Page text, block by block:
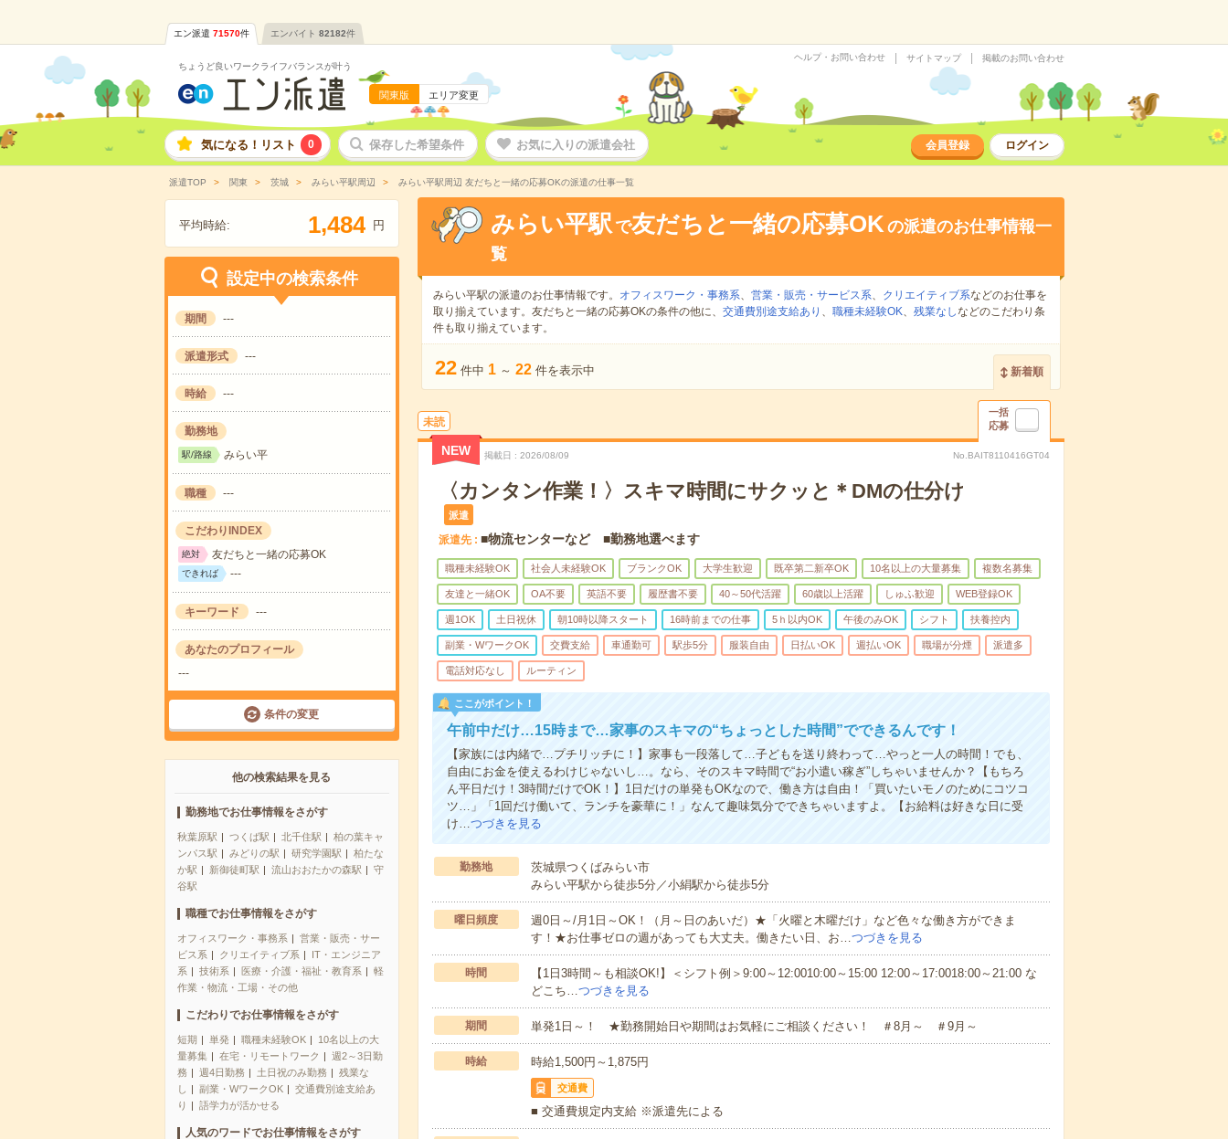
エン派遣 71570件 エンバイト 82182件
ちょうど良いワークライフバランスが叶う
関東版 エリア変更
ヘルプ・お問い合わせ サイトマップ 掲載のお問い合わせ
気になる！リスト 0 保存した希望条件 お気に入りの派遣会社 会員登録 ログイン
派遣TOP 関東 茨城 みらい平駅周辺 みらい平駅周辺 友だちと一緒の応募OKの派遣の仕事一覧
平均時給: 1,484 円
設定中の検索条件
期間 ---
派遣形式 ---
時給 ---
勤務地
駅/路線 みらい平
職種 ---
こだわりINDEX
絶対 友だちと一緒の応募OK
できれば ---
キーワード ---
あなたのプロフィール
---
条件の変更
他の検索結果を見る
勤務地でお仕事情報をさがす
秋葉原駅 つくば駅 北千住駅
柏の葉キャ
ンパス駅
みどりの駅 研究学園駅
柏たな
か駅
新御徒町駅 流山おおたかの森駅
守
谷駅
職種でお仕事情報をさがす
オフィスワーク・事務系
営業・販売・サー
ビス系
クリエイティブ系
IT・エンジニア
系
技術系 医療・介護・福祉・教育系
軽
作業・物流・工場・その他
こだわりでお仕事情報をさがす
短期 単発 職種未経験OK
10名以上の大
量募集
在宅・リモートワーク
週2～3日勤
務
週4日勤務 土日祝のみ勤務
残業な
し
副業・WワークOK
交通費別途支給あ
り
語学力が活かせる
人気のワードでお仕事情報をさがす
みらい平駅 で友だちと一緒の応募OKの派遣のお仕事情報一
覧
みらい平駅の派遣のお仕事情報です。 オフィスワーク・事務系、 営業・販売・サービス系、 クリエイティブ系などのお仕事を
取り揃えています。友だちと一緒の応募OKの条件の他に、 交通費別途支給あり 、 職種未経験OK、 残業なしなどのこだわり条
件も取り揃えています。
22 件中 1 ～ 22 件を表示中 新着順
未読
一括
応募
NEW 掲載日 2026/08/09 No.BAIT8110416GT04
〈カンタン作業！〉スキマ時間にサクッと＊DMの仕分け
派遣
派遣先 ■物流センターなど ■勤務地選べます
職種未経験OK 社会人未経験OK ブランクOK 大学生歓迎 既卒第二新卒OK 10名以上の大量募集 複数名募集
友達と一緒OK OA不要 英語不要 履歴書不要 40～50代活躍 60歳以上活躍 しゅふ歓迎 WEB登録OK
週1OK 土日祝休 朝10時以降スタート 16時前までの仕事 5ｈ以内OK 午後のみOK シフト 扶養控内
副業・WワークOK 交費支給 車通勤可 駅歩5分 服装自由 日払いOK 週払いOK 職場が分煙 派遣多
電話対応なし ルーティン
ここがポイント！
午前中だけ…15時まで…家事のスキマの“ちょっとした時間”でできるんです！
【家族には内緒で…プチリッチに！】家事も一段落して…子どもを送り終わって…やっと一人の時間！でも、
自由にお金を使えるわけじゃないし…。なら、そのスキマ時間で“お小遣い稼ぎ”しちゃいませんか？【もちろ
ん平日だけ！3時間だけでOK！】1日だけの単発もOKなので、働き方は自由！「買いたいモノのためにコツコ
ツ…」「1回だけ働いて、ランチを豪華に！」なんて趣味気分でできちゃいますよ。【お給料は好きな日に受
け…つづきを見る
勤務地
茨城県つくばみらい市
みらい平駅から徒歩5分／小絹駅から徒歩5分
曜日頻度
週0日～/月1日～OK！（月～日のあいだ）★「火曜と木曜だけ」など色々な働き方ができま
す！★お仕事ゼロの週があっても大丈夫。働きたい日、お…つづきを見る
時間
【1日3時間～も相談OK!】＜シフト例＞9:00～12:0010:00～15:00 12:00～17:0018:00～21:00 な
どこち…つづきを見る
期間 単発1日～！ ★勤務開始日や期間はお気軽にご相談ください！ ＃8月～ ＃9月～
時給 時給1,500円～1,875円
交通費
■ 交通費規定内支給 ※派遣先による